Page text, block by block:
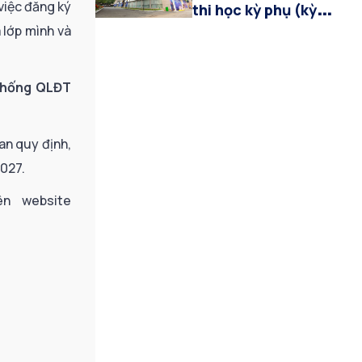
đăng ký
mình và
QLĐT
quy định,
website
(đợt 5, từ ngày
03/08/2026 đến
thi học kỳ phụ (kỳ